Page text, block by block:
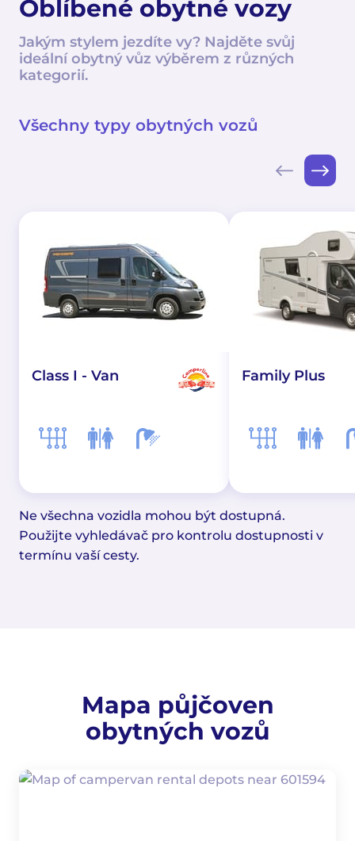
Oblíbené obytné vozy
Jakým stylem jezdíte vy? Najděte svůj
ideální obytný vůz výběrem z různých
kategorií.
Všechny typy obytných vozů
Class I - Van Family Plus
Ne všechna vozidla mohou být dostupná.
Použijte vyhledávač pro kontrolu dostupnosti v
termínu vaší cesty.
Mapa půjčoven
obytných vozů